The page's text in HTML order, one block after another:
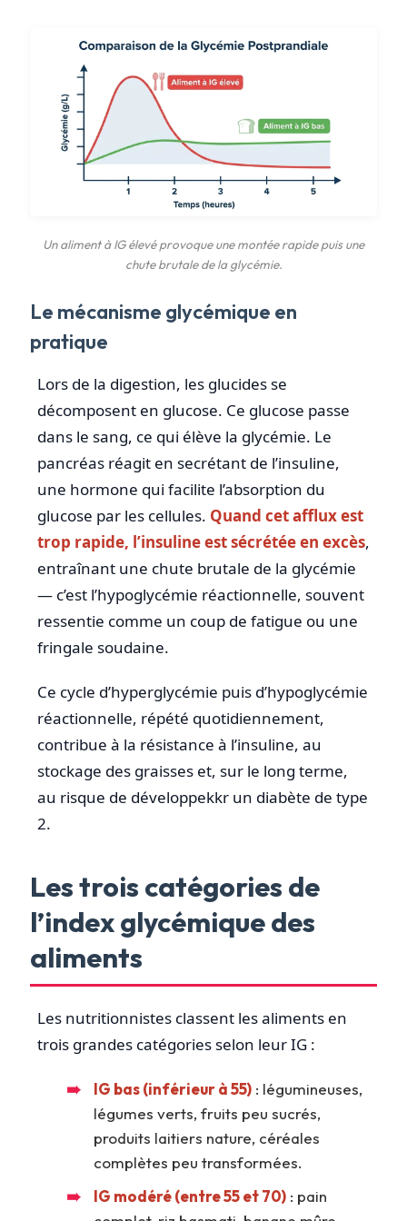
Un aliment à IG élevé provoque une montée rapide puis une
chute brutale de la glycémie.
Le mécanisme glycémique en
pratique
Lors de la digestion, les glucides se
décomposent en glucose. Ce glucose passe
dans le sang, ce qui élève la glycémie. Le
pancréas réagit en secrétant de l’insuline,
une hormone qui facilite l’absorption du
glucose par les cellules. Quand cet afflux est
trop rapide, l’insuline est sécrétée en excès,
entraînant une chute brutale de la glycémie
— c’est l’hypoglycémie réactionnelle, souvent
ressentie comme un coup de fatigue ou une
fringale soudaine.
Ce cycle d’hyperglycémie puis d’hypoglycémie
réactionnelle, répété quotidiennement,
contribue à la résistance à l’insuline, au
stockage des graisses et, sur le long terme,
au risque de développekkr un diabète de type
2.
Les trois catégories de
l’index glycémique des
aliments
Les nutritionnistes classent les aliments en
trois grandes catégories selon leur IG :
IG bas (inférieur à 55) : légumineuses,
légumes verts, fruits peu sucrés,
produits laitiers nature, céréales
complètes peu transformées.
IG modéré (entre 55 et 70) : pain